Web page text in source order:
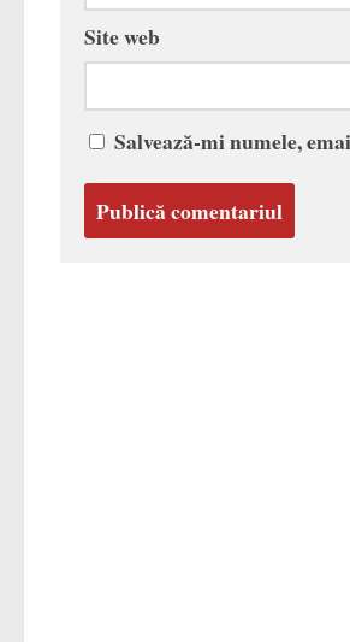
Site web
Salvează-mi numele,